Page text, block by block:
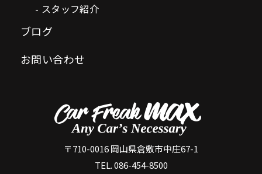
スタッフ紹介
ブログ
お問い合わせ
〒710-0016 岡山県倉敷市中庄67-1
TEL. 086-454-8500